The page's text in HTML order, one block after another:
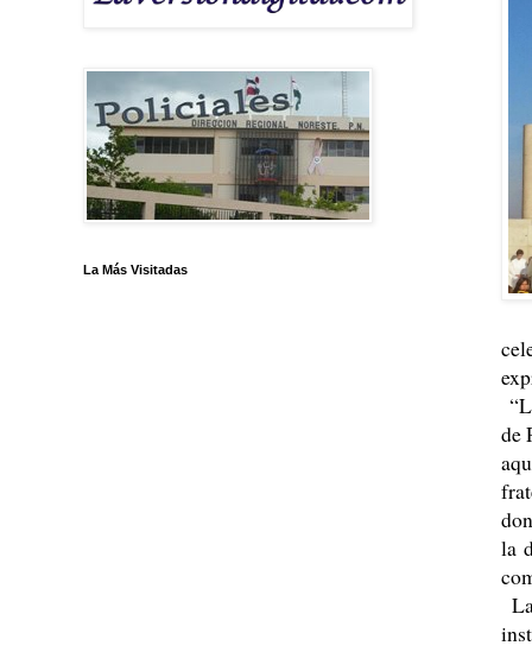
de
la
La Más Visitadas